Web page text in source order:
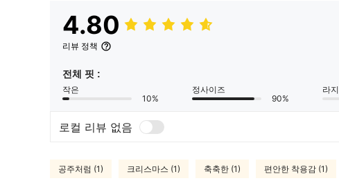
4.80
리뷰 정책
전체 핏 :
작은
10%
정사이즈
90%
라지
로컬 리뷰 없음
공주처럼 (1) 크리스마스 (1) 축축한 (1) 편안한 착용감 (1)